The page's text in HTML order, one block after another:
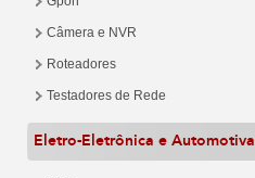
Câmera e NVR
Roteadores
Testadores de Rede
Eletro-Eletrônica e Automotiva